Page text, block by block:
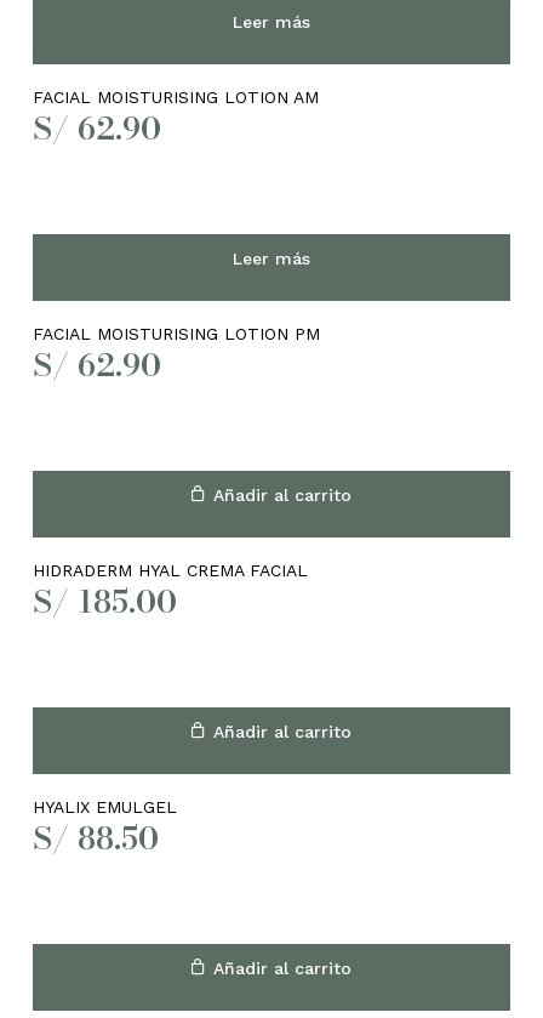
Leer más
FACIAL MOISTURISING LOTION AM
S/ 62.90
Leer más
FACIAL MOISTURISING LOTION PM
S/ 62.90
Añadir al carrito
HIDRADERM HYAL CREMA FACIAL
S/ 185.00
Añadir al carrito
HYALIX EMULGEL
S/ 88.50
Añadir al carrito